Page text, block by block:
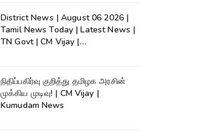
District News | August 06 2026 |
Tamil News Today | Latest News |
TN Govt | CM Vijay |
நிதிப்பகிர்வு குறித்து தமிழக அரசின்
முக்கிய முடிவு! | CM Vijay |
Kumudam News